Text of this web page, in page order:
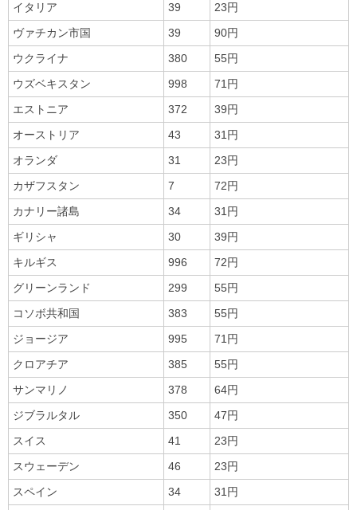
イタリア
39
23円
ヴァチカン市国
39
90円
ウクライナ
380
55円
ウズベキスタン
998
71円
エストニア
372
39円
オーストリア
43
31円
オランダ
31
23円
カザフスタン
7
72円
カナリー諸島
34
31円
ギリシャ
30
39円
キルギス
996
72円
グリーンランド
299
55円
コソボ共和国
383
55円
ジョージア
995
71円
クロアチア
385
55円
サンマリノ
378
64円
ジブラルタル
350
47円
スイス
41
23円
スウェーデン
46
23円
スペイン
34
31円